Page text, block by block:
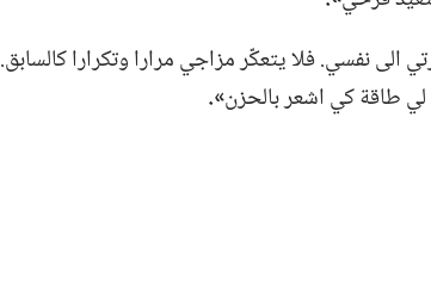
الى نفسي.‏ فلا يتعكّر مزاجي مرارا وتكرارا كالسابق.‏
طاقة كي اشعر بالحزن‏».‏